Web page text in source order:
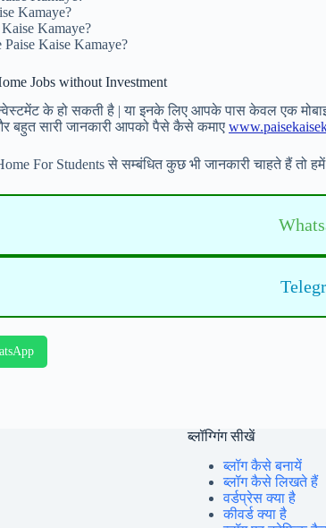
Kamaye?
Kamaye?
Paise Kaise Kamaye?
Jobs without Investment
के हो सकती है | या इनके लिए आपके पास केवल एक
बहुत सारी जानकारी आपको पैसे कैसे कमाए
For Students से सम्बंधित कुछ भी जानकारी चाहते हैं
ब्लॉग्गिंग सीखें
ब्लॉग कैसे बनायें
ब्लॉग कैसे लिखते हैं
वर्डप्रेस क्या है
कीवर्ड क्या है